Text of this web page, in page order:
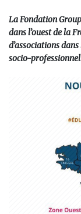
La Fondation
dans l’ouest de la
d’associations
socio-